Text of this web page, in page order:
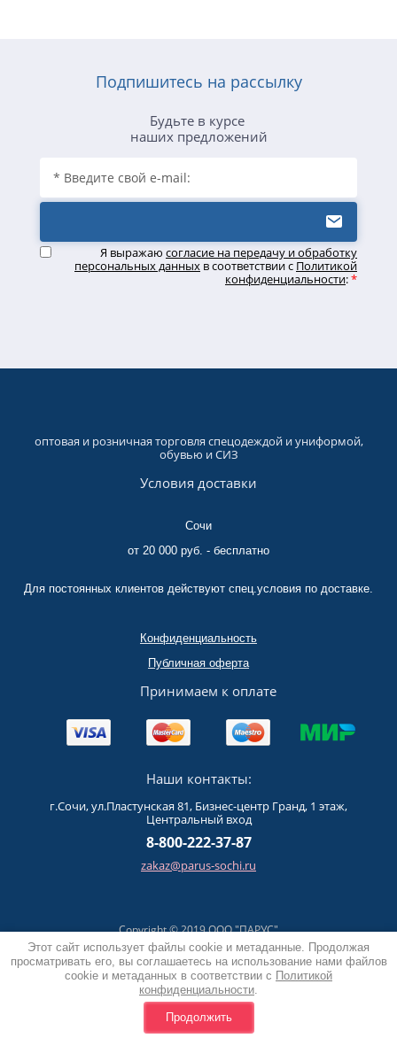
Этот сайт использует файлы cookie и метаданные. Продолжая
просматривать его, вы соглашаетесь на использование нами файлов
cookie и метаданных в соответствии с Политикой
конфиденциальности.
Продолжить
Подпишитесь на рассылку
Будьте в курсе
наших предложений
Я выражаю согласие на передачу и обработку
персональных данных в соответствии с Политикой
конфиденциальности:*
оптовая и розничная торговля спецодеждой и униформой,
обувью и СИЗ
Условия доставки
Сочи
от 20 000 руб. - бесплатно
Для постоянных клиентов действуют спец.условия по доставке.
Конфиденциальность
Публичная оферта
Принимаем к оплате
Наши контакты:
г.Сочи, ул.Пластунская 81, Бизнес-центр Гранд, 1 этаж,
Центральный вход
8-800-222-37-87
zakaz@parus-sochi.ru
Copyright © 2019 ООО "ПАРУС"
Политика конфиденциальности